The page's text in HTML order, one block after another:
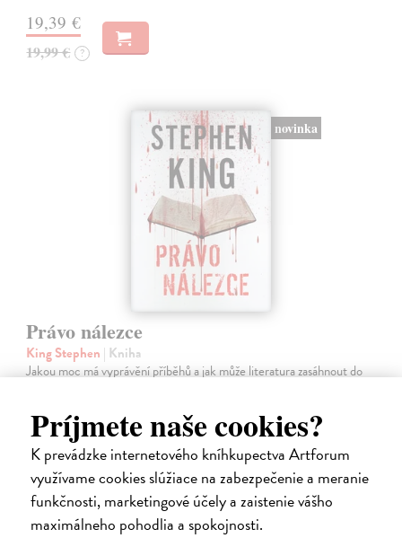
Príjmete naše cookies?
K prevádzke internetového kníhkupectva Artforum
využívame cookies slúžiace na zabezpečenie a meranie
funkčnosti, marketingové účely a zaistenie vášho
maximálneho pohodlia a spokojnosti.
19,39 €
19,99 € ?
novinka
Právo nálezce
King Stephen | Kniha
Jakou moc má vyprávění příběhů a jak může literatura zasáhnout do
Zasielame do 12 dní
18,63 €
20,70 €